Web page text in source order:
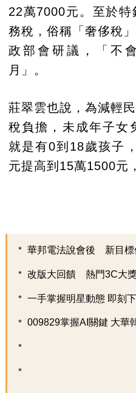
22萬7000元。至於
務稅，俗稱「奢侈稅
政部會研議，「不
月」。
莊翠雲也說，為減輕
稅負擔，未成年子女
就是有0到18歲孩子
元提高到15萬1500元
華邦電法說會後 新目標
改版大回饋 熱門3C大
一手掌握明星動態 即刻
009829掌握AI關鍵 大華